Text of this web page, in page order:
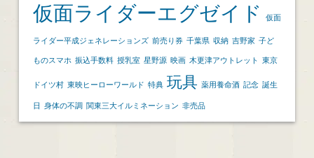
仮面ライダーエグゼイド 仮面
ライダー平成ジェネレーションズ 前売り券 千葉県 収納 吉野家 子ど
ものスマホ 振込手数料 授乳室 星野源 映画 木更津アウトレット 東京
ドイツ村 東映ヒーローワールド 特典 玩具 薬用養命酒 記念 誕生
日 身体の不調 関東三大イルミネーション 非売品